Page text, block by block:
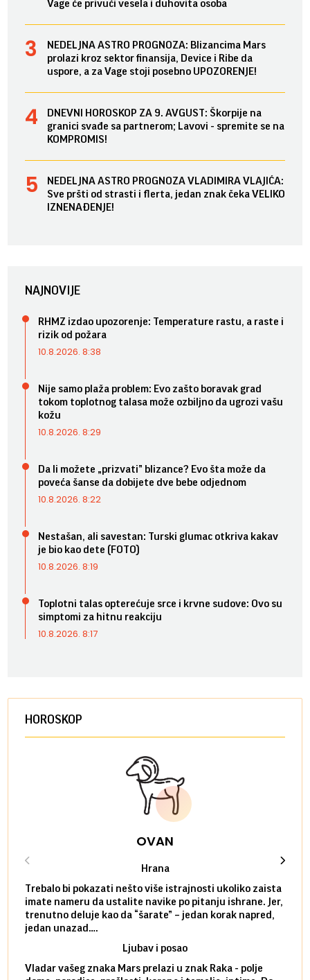
Vage će privući vesela i duhovita osoba
NEDELJNA ASTRO PROGNOZA: Blizancima Mars
prolazi kroz sektor finansija, Device i Ribe da
uspore, a za Vage stoji posebno UPOZORENJE!
DNEVNI HOROSKOP ZA 9. AVGUST: Škorpije na
granici svađe sa partnerom; Lavovi - spremite se na
KOMPROMIS!
NEDELJNA ASTRO PROGNOZA VLADIMIRA VLAJIĆA:
Sve pršti od strasti i flerta, jedan znak čeka VELIKO
IZNENAĐENJE!
NAJNOVIJE
RHMZ izdao upozorenje: Temperature rastu, a raste i
rizik od požara
10.8.2026. 8:38
Nije samo plaža problem: Evo zašto boravak grad
tokom toplotnog talasa može ozbiljno da ugrozi vašu
kožu
10.8.2026. 8:29
Da li možete „prizvati” blizance? Evo šta može da
poveća šanse da dobijete dve bebe odjednom
10.8.2026. 8:22
Nestašan, ali savestan: Turski glumac otkriva kakav
je bio kao dete (FOTO)
10.8.2026. 8:19
Toplotni talas opterećuje srce i krvne sudove: Ovo su
simptomi za hitnu reakciju
10.8.2026. 8:17
HOROSKOP
OVAN
Hrana
Trebalo bi pokazati nešto više istrajnosti ukoliko zaista
imate nameru da ustalite navike po pitanju ishrane. Jer,
trenutno deluje kao da “šarate” – jedan korak napred,
jedan unazad….
Ljubav i posao
Vladar vašeg znaka Mars prelazi u znak Raka - polje